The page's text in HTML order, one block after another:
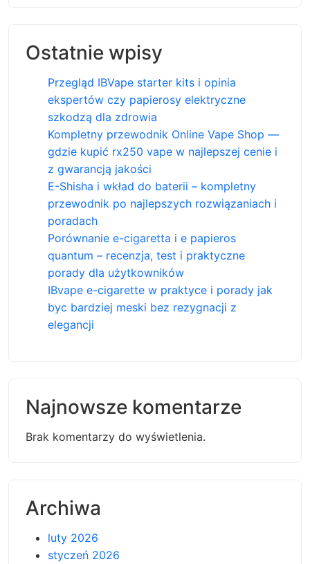
Ostatnie wpisy
Przegląd IBVape starter kits i opinia
ekspertów czy papierosy elektryczne
szkodzą dla zdrowia
Kompletny przewodnik Online Vape Shop —
gdzie kupić rx250 vape w najlepszej cenie i
z gwarancją jakości
E-Shisha i wkład do baterii – kompletny
przewodnik po najlepszych rozwiązaniach i
poradach
Porównanie e-cigaretta i e papieros
quantum – recenzja, test i praktyczne
porady dla użytkowników
IBvape e-cigarette w praktyce i porady jak
byc bardziej meski bez rezygnacji z
elegancji
Najnowsze komentarze
Brak komentarzy do wyświetlenia.
Archiwa
luty 2026
styczeń 2026